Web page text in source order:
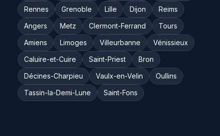
Rennes
Grenoble Lille Dijon
Reims
Angers
Metz Clermont-Ferrand
Tours
Amiens
Limoges Villeurbanne
Vénissieux
Caluire-et-Cuire
Saint-Priest
Bron
Décines-Charpieu
Vaulx-en-Velin
Oullins
Tassin-la-Demi-Lune
Saint-Fons